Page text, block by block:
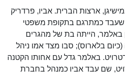
ארצות הברית. אביו, פרדריק
שעבד כמתרגם בתקופת משפטי
באלמר, הייתה בת של מהגרים
(כיום בלארוס); סבו מצד אמו ניהל
באלמר גדל עם אחותו הקטנה
שם עבד אביו כמנהל בחברת